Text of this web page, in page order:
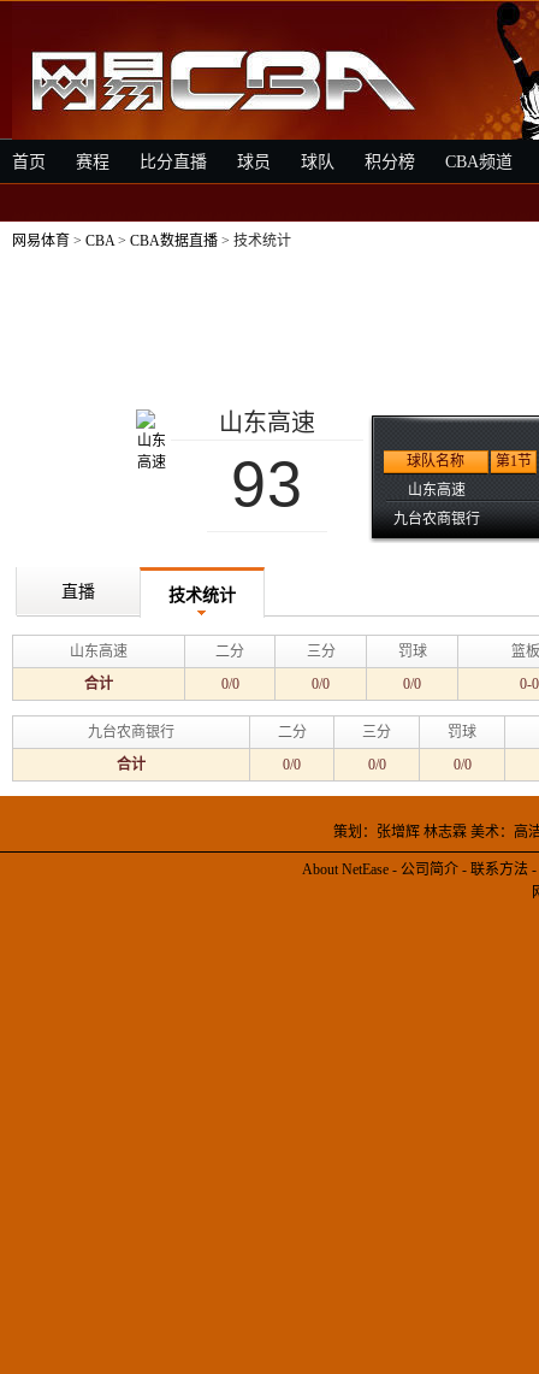
首页 赛程 比分直播 球员 球队 积分榜 CBA频道
网易体育 > CBA> CBA数据直播 > 技术统计
山东高速
93 球队名称
第1节
山东高速
九台农商银行
直播 技术统计
山东高速 二分 三分 罚球
篮
合计
0/0 0/0 0/0 0-
九台农商银行 二分 三分
罚球
合计
0/0 0/0 0/0
策划：张增辉 林志霖 美术：
About NetEase - 公司简介 - 联系方法 -